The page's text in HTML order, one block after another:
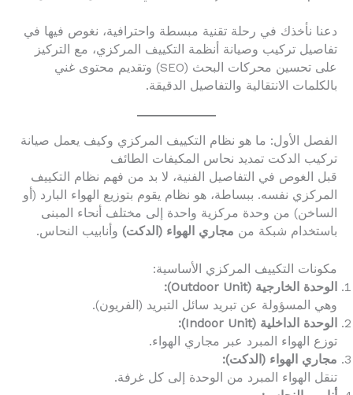
دعنا نأخذك في رحلة تقنية مبسطة واحترافية، نغوص فيها في
تفاصيل تركيب وصيانة أنظمة التكييف المركزي، مع التركيز
على تحسين محركات البحث (SEO) وتقديم محتوى غني
بالكلمات الانتقالية والتفاصيل الدقيقة.
الفصل الأول: ما هو نظام التكييف المركزي وكيف يعمل صيانة
تركيب الدكت تمديد نحاس المكيفات الطائف
قبل الغوص في التفاصيل الفنية، لا بد من فهم نظام التكييف
المركزي نفسه. ببساطة، هو نظام يقوم بتوزيع الهواء البارد (أو
الساخن) من وحدة مركزية واحدة إلى مختلف أنحاء المبنى
باستخدام شبكة من مجاري الهواء (الدكت) وأنابيب النحاس.
مكونات التكييف المركزي الأساسية:
الوحدة الخارجية (Outdoor Unit):
وهي المسؤولة عن تبريد سائل التبريد (الفريون).
الوحدة الداخلية (Indoor Unit):
توزع الهواء المبرد عبر مجاري الهواء.
مجاري الهواء (الدكت):
تنقل الهواء المبرد من الوحدة إلى كل غرفة.